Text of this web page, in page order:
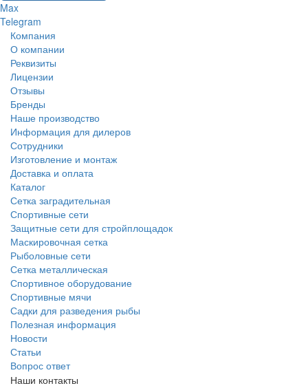
Max
Telegram
Компания
О компании
Реквизиты
Лицензии
Отзывы
Бренды
Наше производство
Информация для дилеров
Сотрудники
Изготовление и монтаж
Доставка и оплата
Каталог
Сетка заградительная
Спортивные сети
Защитные сети для стройплощадок
Маскировочная сетка
Рыболовные сети
Сетка металлическая
Спортивное оборудование
Спортивные мячи
Садки для разведения рыбы
Полезная информация
Новости
Статьи
Вопрос ответ
Наши контакты